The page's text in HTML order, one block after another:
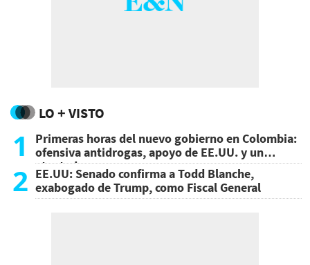
LO + VISTO
1
Primeras horas del nuevo gobierno en Colombia:
ofensiva antidrogas, apoyo de EE.UU. y un
atentado
2 EE.UU: Senado confirma a Todd Blanche,
exabogado de Trump, como Fiscal General